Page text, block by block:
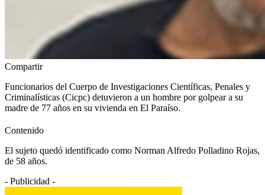
Compartir
Funcionarios del Cuerpo de Investigaciones Científicas, Penales y
Criminalísticas (Cicpc) detuvieron a un hombre por golpear a su
madre de 77 años en su vivienda en El Paraíso.
Contenido
El sujeto quedó identificado como Norman Alfredo Polladino Rojas,
de 58 años.
- Publicidad -